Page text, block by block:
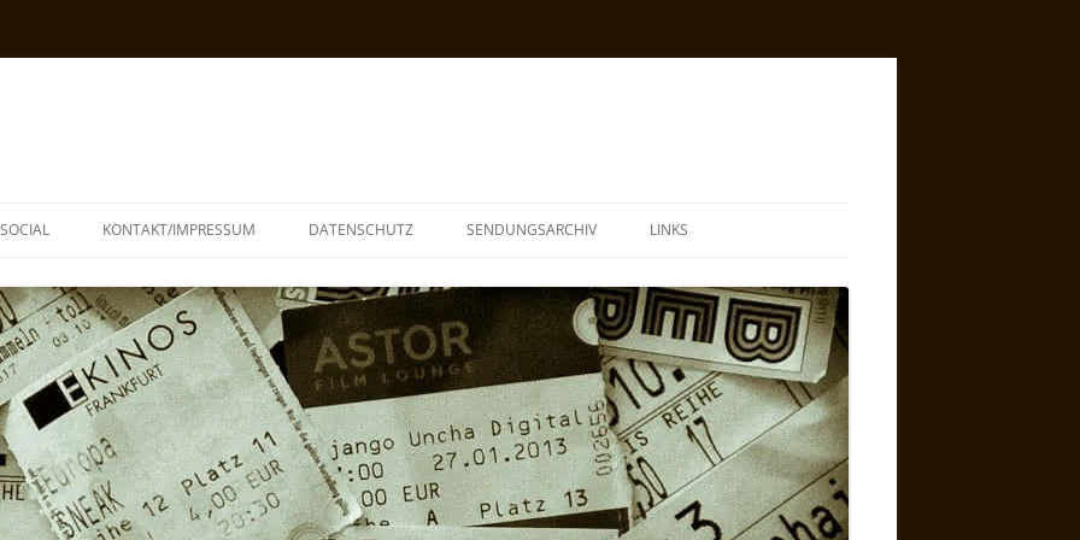
SOCIAL KONTAKT/IMPRESSUM DATENSCHUTZ SENDUNGSARCHIV LINKS